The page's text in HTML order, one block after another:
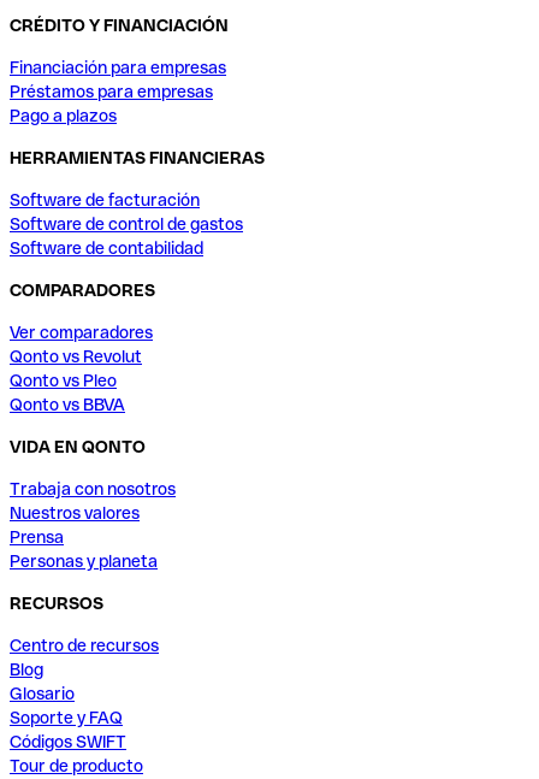
CRÉDITO Y FINANCIACIÓN
Financiación para empresas
Préstamos para empresas
Pago a plazos
HERRAMIENTAS FINANCIERAS
Software de facturación
Software de control de gastos
Software de contabilidad
COMPARADORES
Ver comparadores
Qonto vs Revolut
Qonto vs Pleo
Qonto vs BBVA
VIDA EN QONTO
Trabaja con nosotros
Nuestros valores
Prensa
Personas y planeta
RECURSOS
Centro de recursos
Blog
Glosario
Soporte y FAQ
Códigos SWIFT
Tour de producto